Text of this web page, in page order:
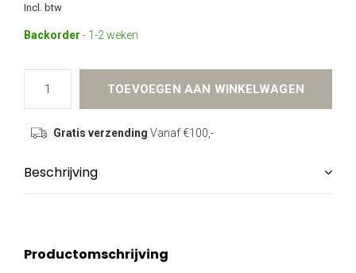
Incl. btw
Backorder - 1-2 weken
TOEVOEGEN AAN WINKELWAGEN
Gratis verzending Vanaf €100,-
Beschrijving
Productomschrijving